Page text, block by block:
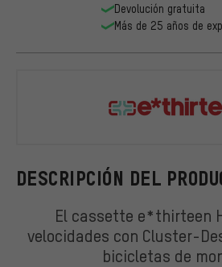
DESCRIPCIÓN DEL
El cassette e*thirteen
velocidades con Cluster-
bicicletas de
Devolución gratuita
Más de 25 años de